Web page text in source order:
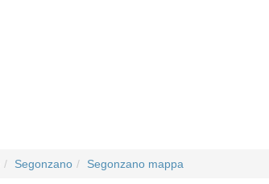
Segonzano Segonzano mappa